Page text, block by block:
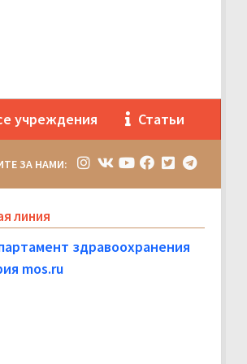
учреждения Статьи
ЗА НАМИ:
линия
здравоохранения
mos.ru